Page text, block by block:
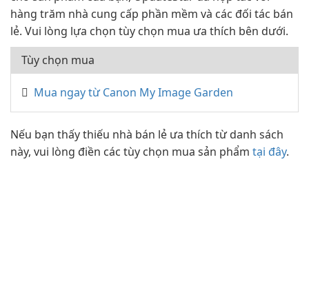
hàng trăm nhà cung cấp phần mềm và các đối tác bán
lẻ. Vui lòng lựa chọn tùy chọn mua ưa thích bên dưới.
Tùy chọn mua
Mua ngay từ Canon My Image Garden
Nếu bạn thấy thiếu nhà bán lẻ ưa thích từ danh sách
này, vui lòng điền các tùy chọn mua sản phẩm tại đây.